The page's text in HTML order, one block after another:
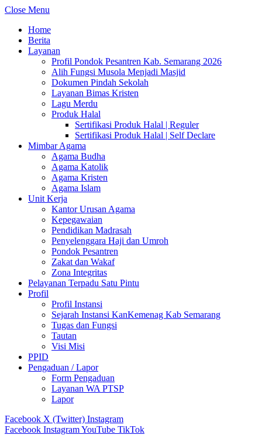
Close Menu
Home
Berita
Layanan
Profil Pondok Pesantren Kab. Semarang 2026
Alih Fungsi Musola Menjadi Masjid
Dokumen Pindah Sekolah
Layanan Bimas Kristen
Lagu Merdu
Produk Halal
Sertifikasi Produk Halal | Reguler
Sertifikasi Produk Halal | Self Declare
Mimbar Agama
Agama Budha
Agama Katolik
Agama Kristen
Agama Islam
Unit Kerja
Kantor Urusan Agama
Kepegawaian
Pendidikan Madrasah
Penyelenggara Haji dan Umroh
Pondok Pesantren
Zakat dan Wakaf
Zona Integritas
Pelayanan Terpadu Satu Pintu
Profil
Profil Instansi
Sejarah Instansi KanKemenag Kab Semarang
Tugas dan Fungsi
Tautan
Visi Misi
PPID
Pengaduan / Lapor
Form Pengaduan
Layanan WA PTSP
Lapor
Facebook X (Twitter) Instagram
Facebook InstagramYouTube TikTok